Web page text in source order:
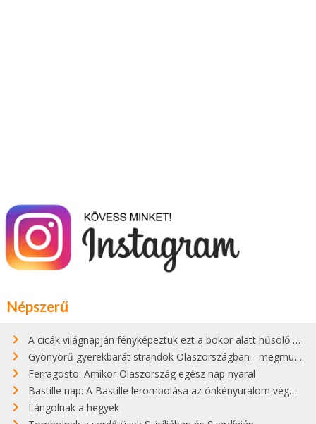
Népszerű
A cicák világnapján fényképeztük ezt a bokor alatt hűsölő cicát Kisorosziban
Gyönyörű gyerekbarát strandok Olaszországban - megmutatjuk a 15 legjobbat
Ferragosto: Amikor Olaszország egész nap nyaral
Bastille nap: A Bastille lerombolása az önkényuralom végét jelentette
Lángolnak a hegyek